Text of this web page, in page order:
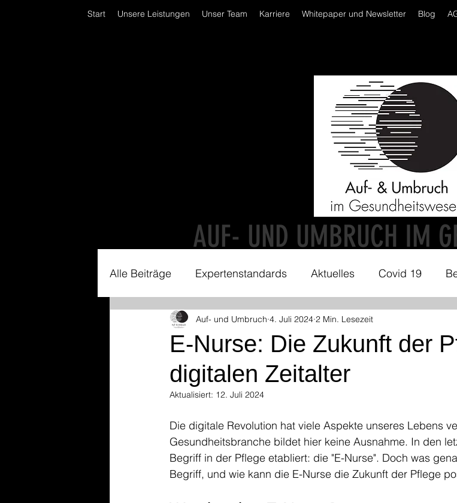
Start Unsere Leistungen Unser Team Karriere Whitepaper und Newsletter Blog
AUF- UND UMBRUCH IM
Alle Beiträge Expertenstandards Aktuelles Covid 19
Gewalt in der Pflege Hintergrundwissen Pflegepolitik
Digitalisierung Nachhaltigkeit Gesundheitswesen
Facharbeit Führung in der Pflege Feiertage
E-Nurse: Die Zukunft der
digitalen Zeitalter
Auf- und Umbruch 4. Juli 2024 2 Min. Lesezeit
Aktualisiert: 12. Juli 2024
Die digitale Revolution hat viele Aspekte unseres Lebens
Gesundheitsbranche bildet hier keine Ausnahme. In den
Begriff in der Pflege etabliert: die "E-Nurse". Doch was
Begriff, und wie kann die E-Nurse die Zukunft der Pflege